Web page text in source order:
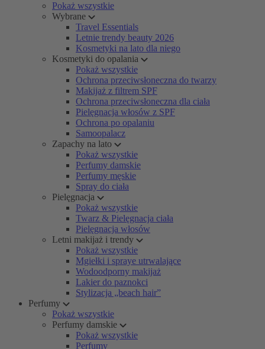
Pokaż wszystkie
Wybrane
Travel Essentials
Letnie trendy beauty 2026
Kosmetyki na lato dla niego
Kosmetyki do opalania
Pokaż wszystkie
Ochrona przeciwsłoneczna do twarzy
Makijaż z filtrem SPF
Ochrona przeciwsłoneczna dla ciała
Pielęgnacja włosów z SPF
Ochrona po opalaniu
Samoopalacz
Zapachy na lato
Pokaż wszystkie
Perfumy damskie
Perfumy męskie
Spray do ciała
Pielęgnacja
Pokaż wszystkie
Twarz & Pielęgnacja ciała
Pielęgnacja włosów
Letni makijaż i trendy
Pokaż wszystkie
Mgiełki i spraye utrwalające
Wodoodporny makijaż
Lakier do paznokci
Stylizacja „beach hair”
Perfumy
Pokaż wszystkie
Perfumy damskie
Pokaż wszystkie
Perfumy